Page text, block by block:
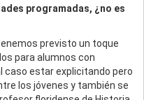
programadas, ¿no es
previsto un toque
para alumnos con
caso estar explicitando pero
los jóvenes y también se